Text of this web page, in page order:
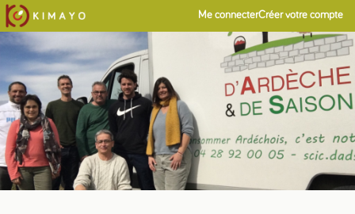
Me connecterCréer votre compte